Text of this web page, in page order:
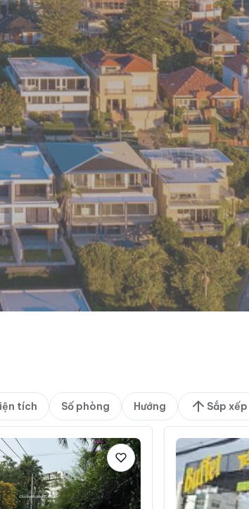
tích Số phòng Hướng Sắp xếp